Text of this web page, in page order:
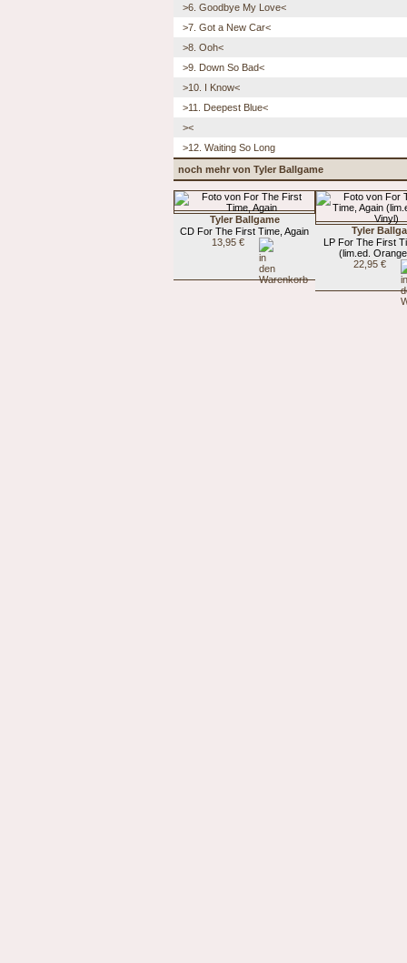
>6. Goodbye My Love<
>7. Got a New Car<
>8. Ooh<
>9. Down So Bad<
>10. I Know<
>11. Deepest Blue<
><
>12. Waiting So Long
noch mehr von Tyler Ballgame
Tyler Ballgame
CD For The First Time, Again
13,95 €
Tyler
LP For The First
(lim.ed.
22,95 €